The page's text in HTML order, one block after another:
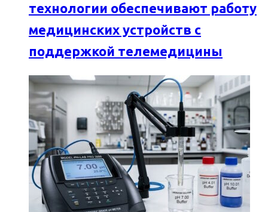
технологии обеспечивают работу
медицинских устройств с
поддержкой телемедицины